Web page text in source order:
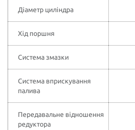
Діаметр циліндра
Хід поршня
Система змазки
Система вприскування
палива
Передавальне відношення
редуктора